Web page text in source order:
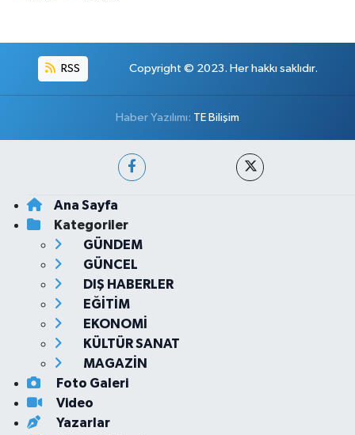
RSS Copyright © 2023. Her hakkı saklıdır.
Haber Yazılımı: TE Bilişim
Ana Sayfa
Kategoriler
GÜNDEM
GÜNCEL
DIŞ HABERLER
EĞİTİM
EKONOMİ
KÜLTÜR SANAT
MAGAZİN
Foto Galeri
Video
Yazarlar